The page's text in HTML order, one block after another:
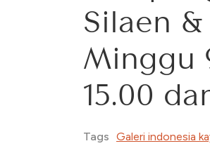
Silaen
Minggu
15.00
Tags Galeri indonesia